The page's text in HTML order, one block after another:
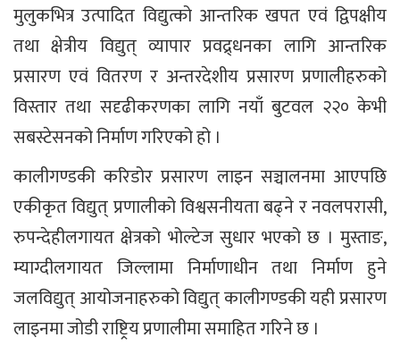
मुलुकभित्र उत्पादित विद्युत्को आन्तरिक खपत एवं द्विपक्षीय
तथा क्षेत्रीय विद्युत् व्यापार प्रवद्र्धनका लागि आन्तरिक
प्रसारण एवं वितरण र अन्तरदेशीय प्रसारण प्रणालीहरुको
विस्तार तथा सदृढीकरणका लागि नयाँ बुटवल २२० केभी
सबस्टेसनको निर्माण गरिएको हो ।
कालीगण्डकी करिडोर प्रसारण लाइन सञ्चालनमा आएपछि
एकीकृत विद्युत् प्रणालीको विश्वसनीयता बढ्ने र नवलपरासी,
रुपन्देहीलगायत क्षेत्रको भोल्टेज सुधार भएको छ । मुस्ताङ,
म्याग्दीलगायत जिल्लामा निर्माणाधीन तथा निर्माण हुने
जलविद्युत् आयोजनाहरुको विद्युत् कालीगण्डकी यही प्रसारण
लाइनमा जोडी राष्ट्रिय प्रणालीमा समाहित गरिने छ ।